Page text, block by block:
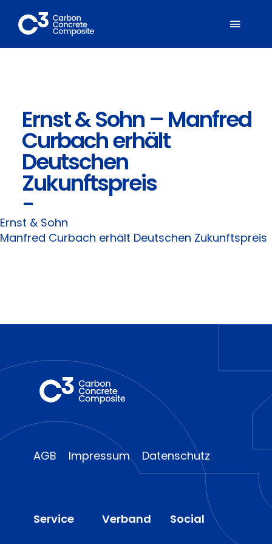
Inhalt
springen
Mitglieder
Fachbereiche
Carbonbeton
Suche
nach:
Ernst & Sohn – Manfred
Curbach erhält
Deutschen
Zukunftspreis
-
Ernst & Sohn
Manfred Curbach erhält Deutschen Zukunftspreis
AGB Impressum Datenschutz
Service Verband Social